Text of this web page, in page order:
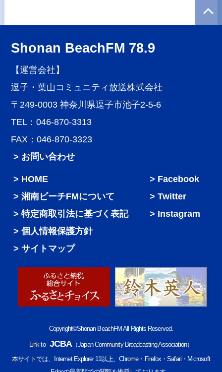
Shonan BeachFM 78.9
【運営会社】
逗子・葉山コミュニティ放送株式会社
〒249-0003 神奈川県逗子市池子2-5-6
TEL：046-870-3313
FAX：046-870-3323
> お問い合わせ
HOME
湘南ビーチFMについて
特定商取引法に基づく表記
個人情報保護方針
サイトマップ
Facebook
Twitter
Instagram
Copyright©Shonan BeachFM All Rights Reserved.
Link to JCBA（Japan Community Broadcasting Association）
本サイトでは、Internet Explorer 11以上、Chrome・Firefox・Safari・Microsoft